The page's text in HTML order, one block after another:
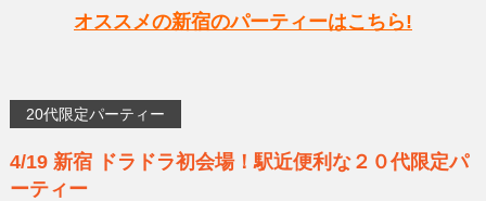
オススメの新宿のパーティーはこちら!
20代限定パーティー
4/19 新宿 ドラドラ初会場！駅近便利な２０代限定パ
ーティー